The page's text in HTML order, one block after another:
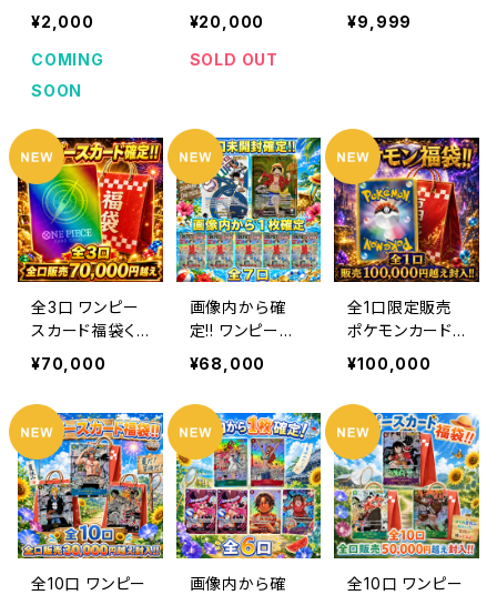
定!! ワンピース
カードオリパくじ
¥2,000
COMING
SOON
確定!! ワンピー
スオリパくじ
¥20,000
SOLD OUT
ードオリパ
¥9,999
全3口 ワンピー
スカード福袋く
じ
¥70,000
画像内から確
定!! ワンピース
カードオリパ
¥68,000
全1口限定販売
ポケモンカード
福袋
¥100,000
全10口 ワンピー
画像内から確
全10口 ワンピー